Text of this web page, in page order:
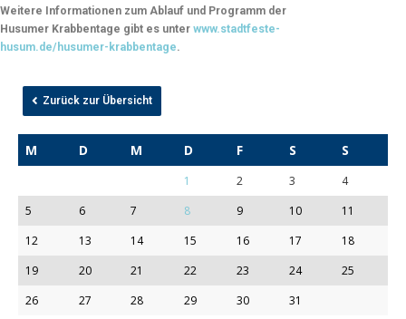
Weitere Informationen zum Ablauf und Programm der
Husumer Krabbentage gibt es unter www.stadtfeste-
husum.de/husumer-krabbentage.
Zurück zur Übersicht
M D M D F S S
1 2 3
4
5
6 7 8 9 10
11
12
13 14 15 16 17
18
19
20 21 22 23 24
25
26
27 28 29 30 31